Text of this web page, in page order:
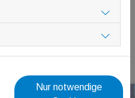
interessieren
Nur notwendige